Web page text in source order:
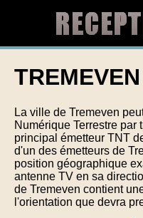
La ville de Tremeven
Numérique Terrestre par
principal émetteur TNT
d'un des émetteurs de
position géographique
antenne TV en sa
de Tremeven contient
l'orientation que devra